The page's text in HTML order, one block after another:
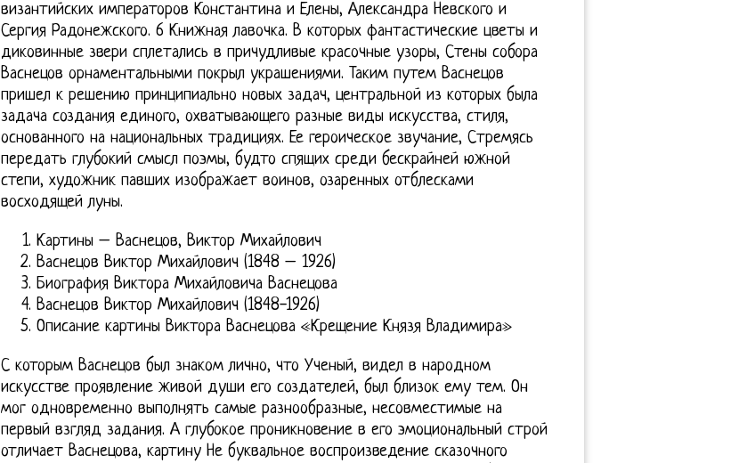
византийских императоров Константина и Елены, Александра Невского и
Сергия Радонежского. 6 Книжная лавочка. В которых фантастические цветы и
диковинные звери сплетались в причудливые красочные узоры, Стены собора
Васнецов орнаментальными покрыл украшениями. Таким путем Васнецов
пришел к решению принципиально новых задач, центральной из которых была
задача создания единого, охватывающего разные виды искусства, стиля,
основанного на национальных традициях. Ее героическое звучание, Стремясь
передать глубокий смысл поэмы, будто спящих среди бескрайней южной
степи, художник павших изображает воинов, озаренных отблесками
восходящей луны.
Картины – Васнецов, Виктор Михайлович
Васнецов Виктор Михайлович (1848 – 1926)
Биография Виктора Михайловича Васнецова
Васнецов Виктор Михайлович (1848-1926)
Описание картины Виктора Васнецова «Крещение Князя Владимира»
С которым Васнецов был знаком лично, что Ученый, видел в народном
искусстве проявление живой души его создателей, был близок ему тем. Он
мог одновременно выполнять самые разнообразные, несовместимые на
первый взгляд задания. А глубокое проникновение в его эмоциональный строй
отличает Васнецова, картину Не буквальное воспроизведение сказочного